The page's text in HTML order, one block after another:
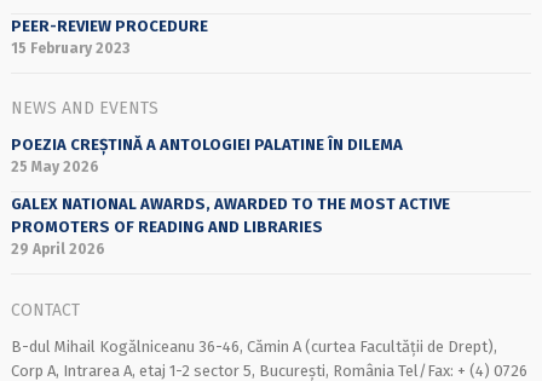
PEER-REVIEW PROCEDURE
15 February 2023
NEWS AND EVENTS
POEZIA CREȘTINĂ A ANTOLOGIEI PALATINE ÎN DILEMA
25 May 2026
GALEX NATIONAL AWARDS, AWARDED TO THE MOST ACTIVE
PROMOTERS OF READING AND LIBRARIES
29 April 2026
CONTACT
B-dul Mihail Kogălniceanu 36-46, Cămin A (curtea Facultății de Drept),
Corp A, Intrarea A, etaj 1-2 sector 5, București, România Tel/Fax: + (4) 0726